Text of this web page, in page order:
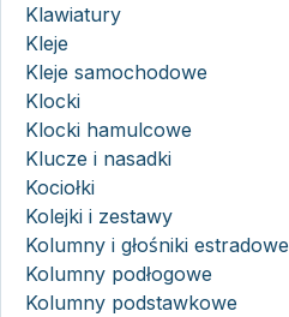
Klawiatury
Kleje
Kleje samochodowe
Klocki
Klocki hamulcowe
Klucze i nasadki
Kociołki
Kolejki i zestawy
Kolumny i głośniki estradowe
Kolumny podłogowe
Kolumny podstawkowe